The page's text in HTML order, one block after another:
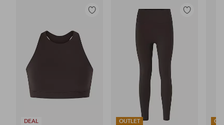
DEAL
Toevoegen
OUTLET
Toevoegen